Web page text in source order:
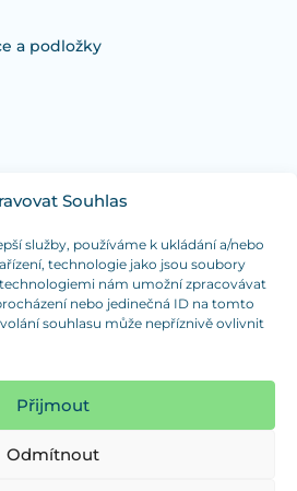
Souhlas
služby, používáme k ukládání a/nebo
technologie jako jsou soubory
nám umožní zpracovávat
nebo jedinečná ID na tomto
souhlasu může nepříznivě ovlivnit
Přijmout
Odmítnout
a podložky
s výběrem?
Čtvrtek od: 7:30 - 15:30 hodin
hodin
+420 725 802 767
Čtvrtek od: 7:30 - 15:30 hodin
hodin